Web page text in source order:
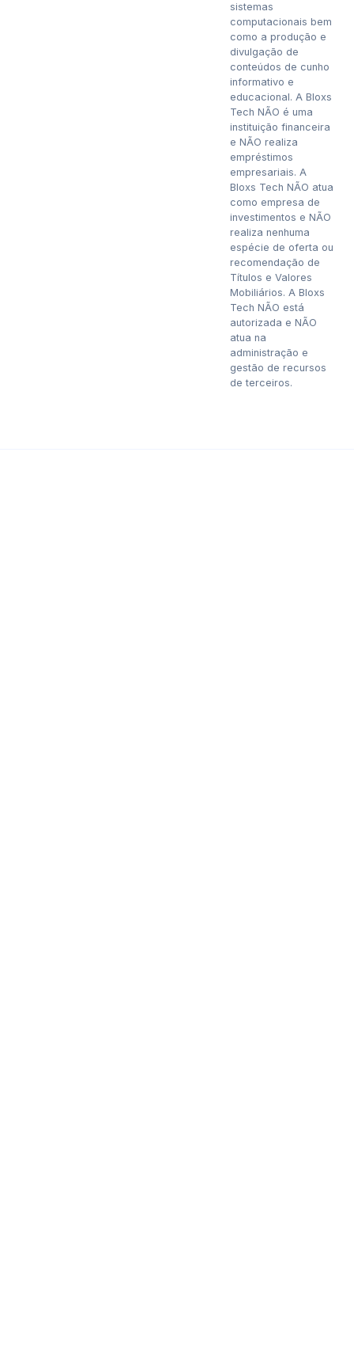
sistemas
computacionais bem
como a produção e
divulgação de
conteúdos de cunho
informativo e
educacional. A Bloxs
Tech NÃO é uma
instituição financeira
e NÃO realiza
empréstimos
empresariais. A
Bloxs Tech NÃO atua
como empresa de
investimentos e NÃO
realiza nenhuma
espécie de oferta ou
recomendação de
Títulos e Valores
Mobiliários. A Bloxs
Tech NÃO está
autorizada e NÃO
atua na
administração e
gestão de recursos
de terceiros.